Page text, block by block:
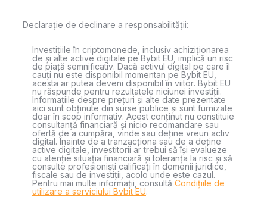
Declarație de declinare a responsabilității:
Investițiile în criptomonede, inclusiv achiziționarea
de și alte active digitale pe Bybit EU, implică un risc
de piață semnificativ. Dacă activul digital pe care îl
cauți nu este disponibil momentan pe Bybit EU,
acesta ar putea deveni disponibil în viitor. Bybit EU
nu răspunde pentru rezultatele niciunei investiții.
Informațiile despre prețuri și alte date prezentate
aici sunt obținute din surse publice și sunt furnizate
doar în scop informativ. Acest conținut nu constituie
consultanță financiară și nicio recomandare sau
ofertă de a cumpăra, vinde sau deține vreun activ
digital. Înainte de a tranzacționa sau de a deține
active digitale, investitorii ar trebui să își evalueze
cu atenție situația financiară și toleranța la risc și să
consulte profesioniști calificați în domenii juridice,
fiscale sau de investiții, acolo unde este cazul.
Pentru mai multe informații, consultă Condițiile de
utilizare a serviciului Bybit EU.